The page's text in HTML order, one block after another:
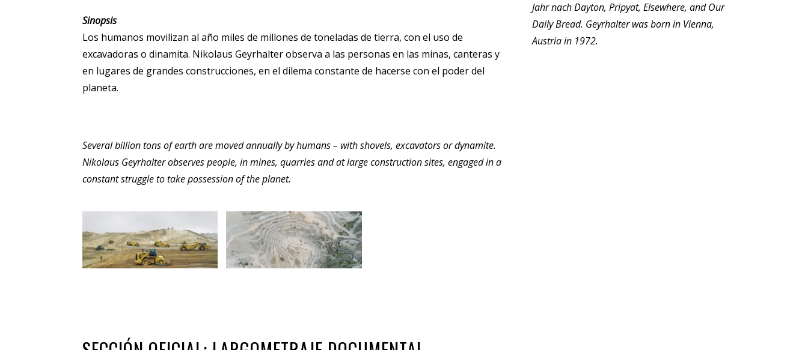
Sinopsis
Los humanos movilizan al año miles de millones de toneladas de tierra, con el uso de
excavadoras o dinamita. Nikolaus Geyrhalter observa a las personas en las minas, canteras y
en lugares de grandes construcciones, en el dilema constante de hacerse con el poder del
planeta.
Several billion tons of earth are moved annually by humans – with shovels, excavators or dynamite.
Nikolaus Geyrhalter observes people, in mines, quarries and at large construction sites, engaged in a
constant struggle to take possession of the planet.
Jahr nach Dayton, Pripyat, Elsewhere, and Our
Daily Bread. Geyrhalter was born in Vienna,
Austria in 1972.